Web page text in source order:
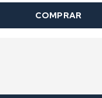
COMPRAR